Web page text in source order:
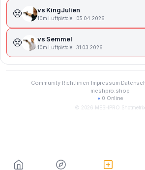
😤 vs KingJulien
10m Luftpistole · 05.04.2026
😤 vs Semmel
10m Luftpistole · 31.03.2026
Community Richtlinien Impressum
meshpro.shop
● 0 Online
© 2026 MESHPRO Shotmetrix